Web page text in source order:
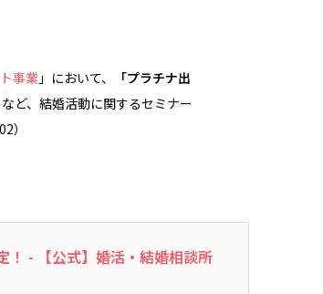
事業」において、
「プラチナ出
ど、結婚活動に関するセミナー
）
！ - 【公式】婚活・結婚相談所